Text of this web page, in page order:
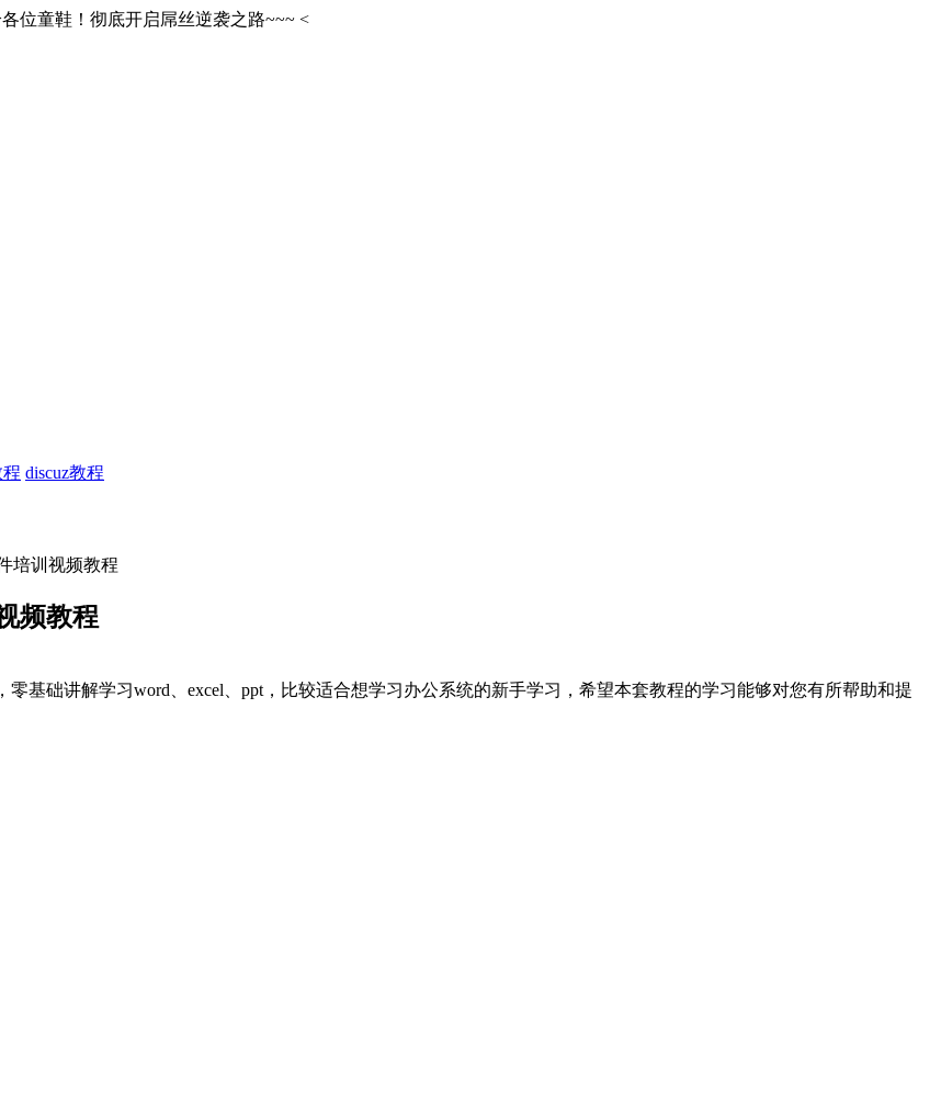
位童鞋！彻底开启屌丝逆袭之路~~~ <
程 discuz教程
培训视频教程
频教程
基础讲解学习word、excel、ppt，比较适合想学习办公系统的新手学习，希望本套教程的学习能够对您有所帮助和提